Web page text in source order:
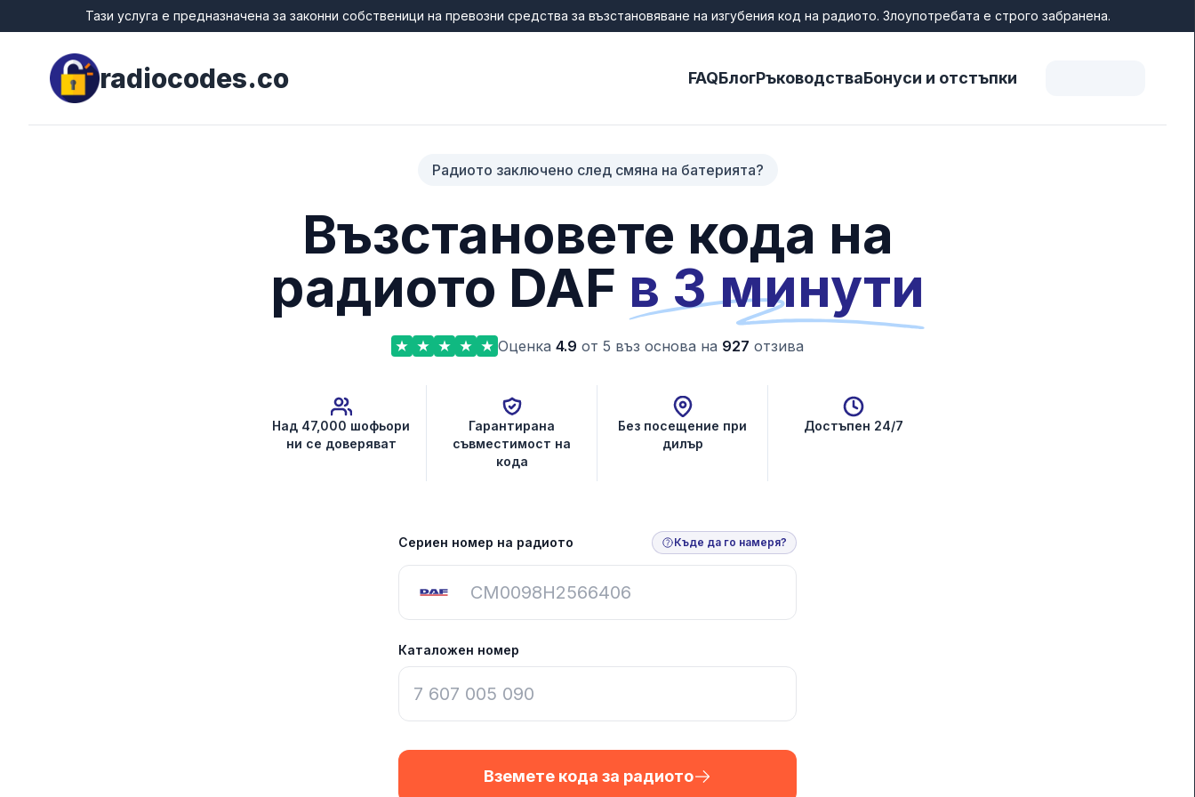
Тази услуга е предназначена за законни собственици на превозни средства за възстановяване на изгубения код на радиото. Злоупотребата е строго забранена.
radiocodes.co FAQБлогРъководстваБонуси и отстъпки
Радиото заключено след смяна на батерията?
Възстановете кода на
радиото DAF в 3 минути
Оценка 4.9 от 5 въз основа на 927 отзива
Над 47,000 шофьори
ни се доверяват
Гарантирана
съвместимост на
кода
Без посещение при
дилър
Достъпен 24/7
Сериен номер на радиото Къде да го намеря?
Каталожен номер
Вземете кода за радиото